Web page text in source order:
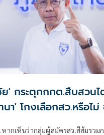
ย' กระตุกกกต.สืบสวน
' โกงเลือกสว.หรือไม่ ขู่มี
ากเห็นว่ากลุ่มผู้สมัครสว.สีส้มรวม